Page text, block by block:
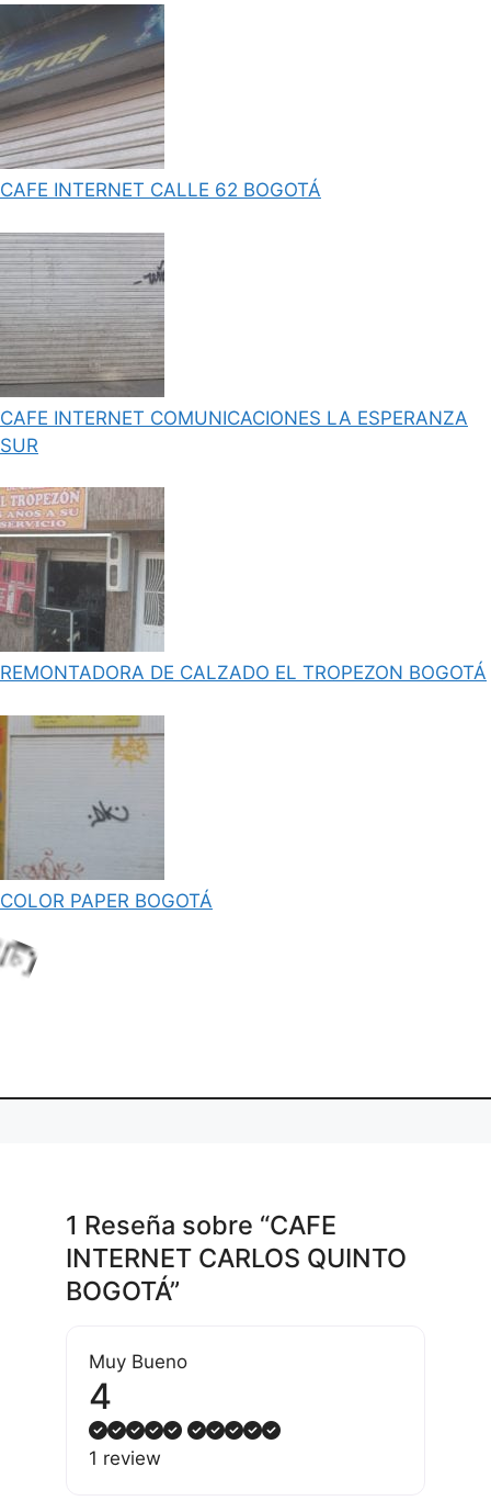
CAFE INTERNET CALLE 62 BOGOTÁ
CAFE INTERNET COMUNICACIONES LA ESPERANZA
SUR
REMONTADORA DE CALZADO EL TROPEZON BOGOTÁ
COLOR PAPER BOGOTÁ
L
o
a
d
i
n
g
.
.
.
1 Reseña sobre “CAFE
INTERNET CARLOS QUINTO
BOGOTÁ”
Muy Bueno
4
1 review